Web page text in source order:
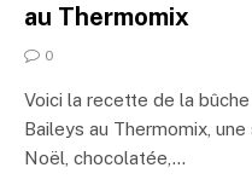
au Thermomix
0
Voici la recette de la
Baileys au Thermomix,
Noël, chocolatée,…